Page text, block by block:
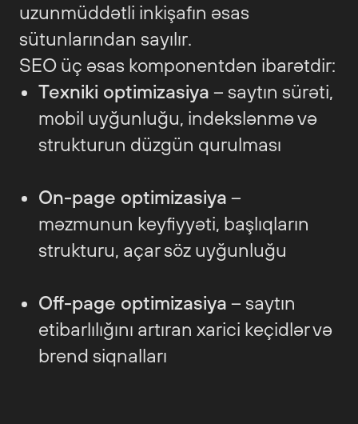
uzunmüddətli inkişafın əsas
sütunlarından sayılır.
SEO üç əsas komponentdən ibarətdir:
Texniki optimizasiya – saytın sürəti,
mobil uyğunluğu, indekslənmə və
strukturun düzgün qurulması
On-page optimizasiya –
məzmunun keyfiyyəti, başlıqların
strukturu, açar söz uyğunluğu
Off-page optimizasiya – saytın
etibarlılığını artıran xarici keçidlər və
brend siqnalları